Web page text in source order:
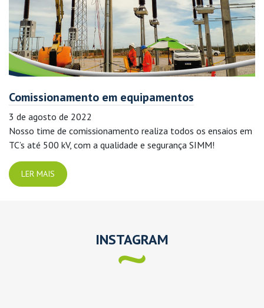
Comissionamento em equipamentos
3 de agosto de 2022
Nosso time de comissionamento realiza todos os ensaios em
TC’s até 500 kV, com a qualidade e segurança SIMM!
LER MAIS
INSTAGRAM